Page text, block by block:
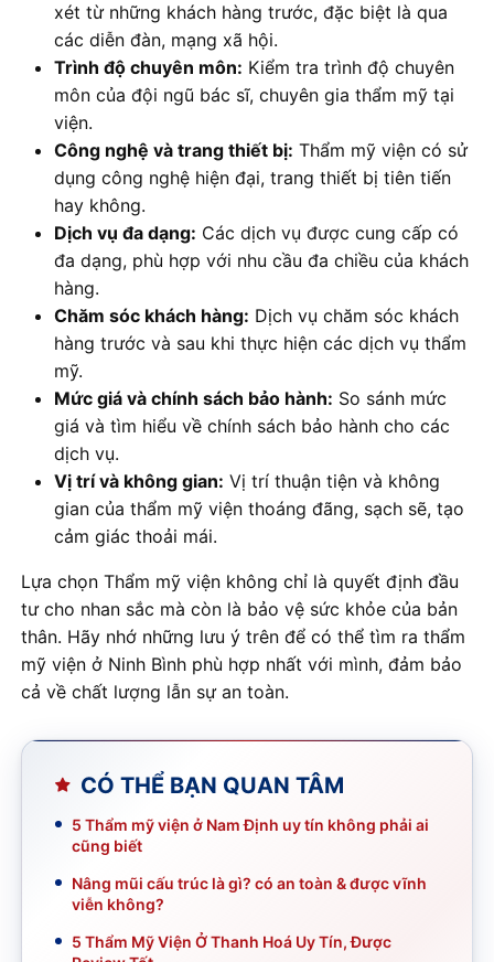
xét từ những khách hàng trước, đặc biệt là qua
các diễn đàn, mạng xã hội.
Trình độ chuyên môn: Kiểm tra trình độ chuyên
môn của đội ngũ bác sĩ, chuyên gia thẩm mỹ tại
viện.
Công nghệ và trang thiết bị: Thẩm mỹ viện có sử
dụng công nghệ hiện đại, trang thiết bị tiên tiến
hay không.
Dịch vụ đa dạng: Các dịch vụ được cung cấp có
đa dạng, phù hợp với nhu cầu đa chiều của khách
hàng.
Chăm sóc khách hàng: Dịch vụ chăm sóc khách
hàng trước và sau khi thực hiện các dịch vụ thẩm
mỹ.
Mức giá và chính sách bảo hành: So sánh mức
giá và tìm hiểu về chính sách bảo hành cho các
dịch vụ.
Vị trí và không gian: Vị trí thuận tiện và không
gian của thẩm mỹ viện thoáng đãng, sạch sẽ, tạo
cảm giác thoải mái.
Lựa chọn Thẩm mỹ viện không chỉ là quyết định đầu
tư cho nhan sắc mà còn là bảo vệ sức khỏe của bản
thân. Hãy nhớ những lưu ý trên để có thể tìm ra thẩm
mỹ viện ở Ninh Bình phù hợp nhất với mình, đảm bảo
cả về chất lượng lẫn sự an toàn.
CÓ THỂ BẠN QUAN TÂM
5 Thẩm mỹ viện ở Nam Định uy tín không phải ai
cũng biết
Nâng mũi cấu trúc là gì? có an toàn & được vĩnh
viễn không?
5 Thẩm Mỹ Viện Ở Thanh Hoá Uy Tín, Được